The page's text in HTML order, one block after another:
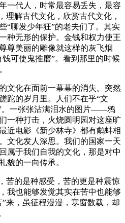
一代人，时常最容易丢失，最容
理解古代文化，欣赏古代文化，
“聊发少年狂”的老夫们了。其实
种无形的保护。金钱和权力使王
尊美丽的雕像就这样的灰飞烟
可使鬼推磨”。看到那里的时候
文化在面前一幕幕的消失。突然
跎的岁月里。人们不在乎“文
。一张张沾满泪水的图片——鸦
一种打击，火烧圆明园对这座旷
近电影《新少林寺》都有鹬蚌相
文化发人深思。我们的国家一天
属于我们自我的文化，那是对中
貌的一向传承。
苦的是种感受，苦的更是种震惊
我也能够发觉其实在苦中也能够
来，虽征程漫漫，寒窗数载，却